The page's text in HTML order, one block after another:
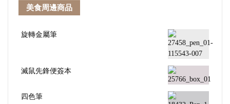
美食周邊商品
旋轉金屬筆
滅鼠先鋒便簽本
四色筆